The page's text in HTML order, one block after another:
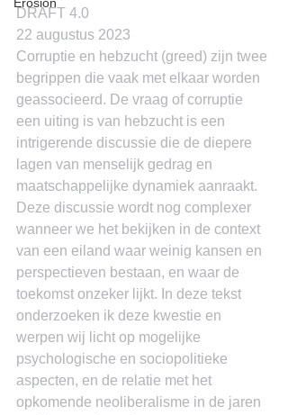
DRAFT 4.0
22 augustus 2023
Corruptie en hebzucht (greed) zijn twee
begrippen die vaak met elkaar worden
geassocieerd. De vraag of corruptie
een uiting is van hebzucht is een
intrigerende discussie die de diepere
lagen van menselijk gedrag en
maatschappelijke dynamiek aanraakt.
Deze discussie wordt nog complexer
wanneer we het bekijken in de context
van een eiland waar weinig kansen en
perspectieven bestaan, en waar de
toekomst onzeker lijkt. In deze tekst
onderzoeken ik deze kwestie en
werpen wij licht op mogelijke
psychologische en sociopolitieke
aspecten, en de relatie met het
opkomende neoliberalisme in de jaren